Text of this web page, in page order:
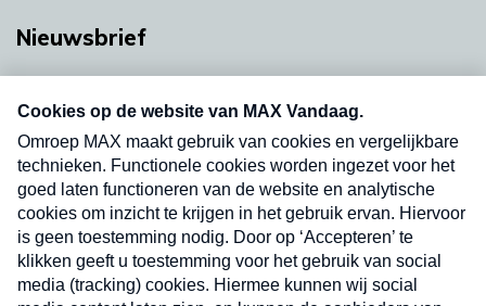
Nieuwsbrief
nieuwsbrief. Elke vrijdag- en dinsdagochtend in
uw mailbox.
Verzend